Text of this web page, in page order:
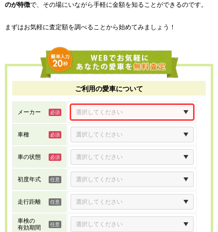
のが特徴で、その場にいながら手軽に金額を知ることができるのです。
まずはお気軽に査定額を調べることから始めてみましょう！
ご利用の愛車について
メーカー
車種
車の状態
初度年式
走行距離
車検の
有効期間